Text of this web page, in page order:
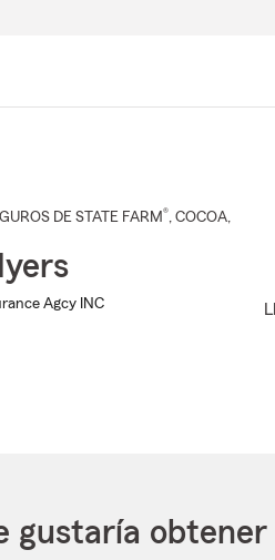
DE STATE FARM®, COCOA,
Agcy INC
gustaría